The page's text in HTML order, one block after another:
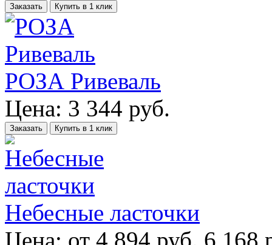
Заказать Купить в 1 клик
РОЗА Ривеваль
Цена: 3 344 руб.
Заказать Купить в 1 клик
Небесные ласточки
Цена: от 4 894 руб. 6 168